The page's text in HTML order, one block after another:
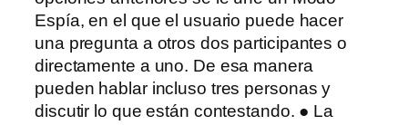
Espía, en el que el usuario puede hacer
una pregunta a otros dos participantes o
directamente a uno. De esa manera
pueden hablar incluso tres personas y
discutir lo que están contestando. ● La